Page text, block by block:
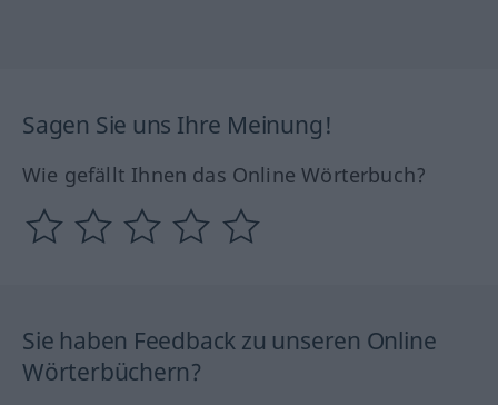
Sagen Sie uns Ihre Meinung!
Wie gefällt Ihnen das Online Wörterbuch?
Sie haben Feedback zu unseren Online
Wörterbüchern?